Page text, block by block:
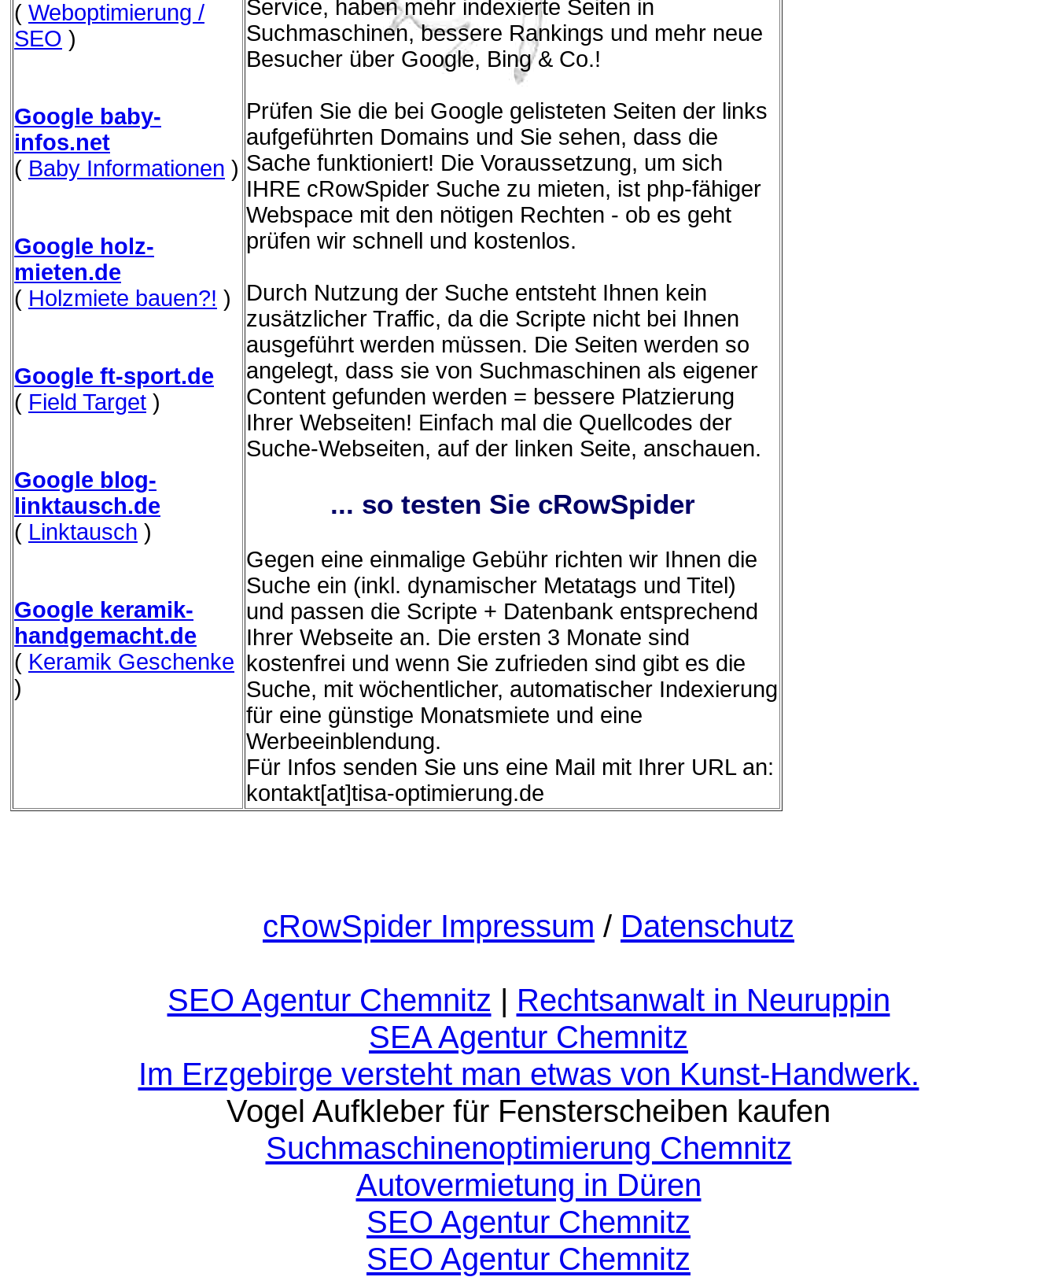
( Weboptimierung /
SEO )
Google baby-
infos.net
( Baby Informationen )
Google holz-
mieten.de
( Holzmiete bauen?! )
Google ft-sport.de
( Field Target )
Google blog-
linktausch.de
( Linktausch )
Google keramik-
handgemacht.de
( Keramik Geschenke
)
Service, haben mehr indexierte Seiten in
Suchmaschinen, bessere Rankings und mehr neue
Besucher über Google, Bing & Co.!
Prüfen Sie die bei Google gelisteten Seiten der links
aufgeführten Domains und Sie sehen, dass die
Sache funktioniert! Die Voraussetzung, um sich
IHRE cRowSpider Suche zu mieten, ist php-fähiger
Webspace mit den nötigen Rechten - ob es geht
prüfen wir schnell und kostenlos.
Durch Nutzung der Suche entsteht Ihnen kein
zusätzlicher Traffic, da die Scripte nicht bei Ihnen
ausgeführt werden müssen. Die Seiten werden so
angelegt, dass sie von Suchmaschinen als eigener
Content gefunden werden = bessere Platzierung
Ihrer Webseiten! Einfach mal die Quellcodes der
Suche-Webseiten, auf der linken Seite, anschauen.
... so testen Sie cRowSpider
Gegen eine einmalige Gebühr richten wir Ihnen die
Suche ein (inkl. dynamischer Metatags und Titel)
und passen die Scripte + Datenbank entsprechend
Ihrer Webseite an. Die ersten 3 Monate sind
kostenfrei und wenn Sie zufrieden sind gibt es die
Suche, mit wöchentlicher, automatischer Indexierung
für eine günstige Monatsmiete und eine
Werbeeinblendung.
Für Infos senden Sie uns eine Mail mit Ihrer URL an:
kontakt[at]tisa-optimierung.de
cRowSpider Impressum / Datenschutz
SEO Agentur Chemnitz | Rechtsanwalt in Neuruppin
SEA Agentur Chemnitz
Im Erzgebirge versteht man etwas von Kunst-Handwerk.
Vogel Aufkleber für Fensterscheiben kaufen
Suchmaschinenoptimierung Chemnitz
Autovermietung in Düren
SEO Agentur Chemnitz
SEO Agentur Chemnitz